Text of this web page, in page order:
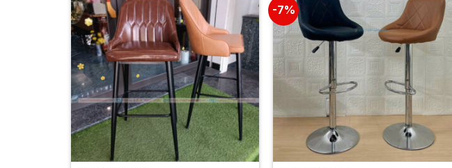
-7%